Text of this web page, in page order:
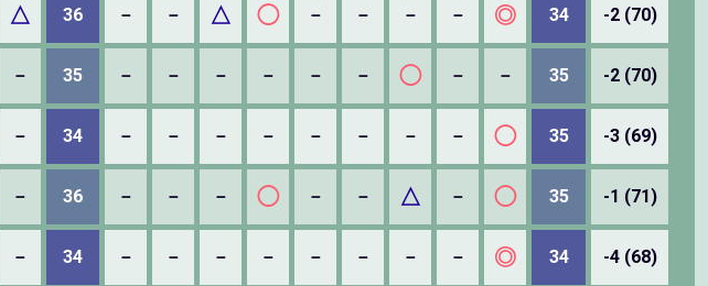
△ 36 － － △ ◯ － － － － ◎ 34 -2 (70)
－ 35 － － － － － － ◯ － － 35 -2 (70)
－ 34 － － － － － － － － ◯ 35 -3 (69)
－ 36 － － － ◯ － － △ － ◯ 35 -1 (71)
－ 34 － － － － － － － － ◎ 34 -4 (68)